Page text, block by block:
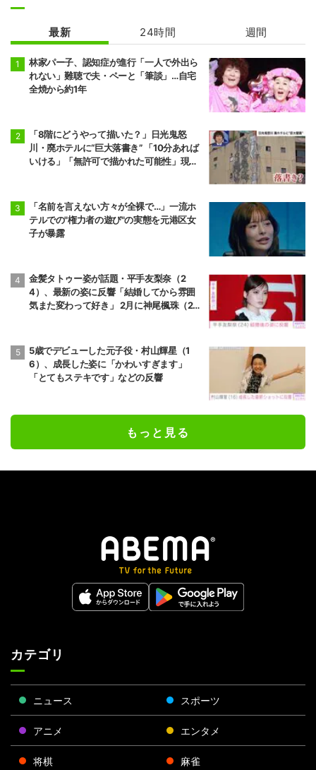
最新 24時間 週間
林家パー子、認知症が進行「一人で外出ら
れない」難聴で夫・ペーと「筆談」…自宅
全焼から約1年
「8階にどうやって描いた？」日光鬼怒
川・廃ホテルに“巨大落書き” 「10分あれば
いける」「無許可で描かれた可能性」現役
「名前を言えない方々が全裸で…」一流ホ
テルでの"権力者の遊び"の実態を元港区女
子が暴露
金髪タトゥー姿が話題・平手友梨奈（2
4）、最新の姿に反響「結婚してから雰囲
気また変わって好き」 2月に神尾楓珠（2
5歳でデビューした元子役・村山輝星（1
6）、成長した姿に「かわいすぎます」
「とてもステキです」などの反響
もっと見る
カテゴリ
ニュース スポーツ
アニメ エンタメ
将棋 麻雀